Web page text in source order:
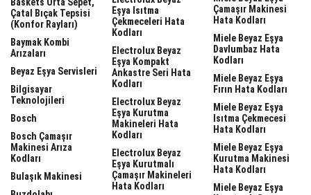
Baskets Orta Sepet,
Çatal Bıçak Tepsisi
(Konfor Rayları)
Baymak Kombi
Arızaları
Beyaz Eşya Servisleri
Bilgisayar
Teknolojileri
Bosch
Bosch Çamaşır
Makinesi Arıza
Kodları
Bulaşık Makinesi
Eşya Isıtma
Çekmeceleri Hata
Kodları
Electrolux Beyaz
Eşya Kompakt
Ankastre Seri Hata
Kodları
Electrolux Beyaz
Eşya Kurutma
Makineleri Hata
Kodları
Electrolux Beyaz
Eşya Kurutmalı
Çamaşır Makineleri
Hata Kodları
Çamaşır Makinesi
Hata Kodları
Miele Beyaz Eşya
Davlumbaz Hata
Kodları
Miele Beyaz Eşya
Fırın Hata Kodları
Miele Beyaz Eşya
Isıtma Çekmecesi
Hata Kodları
Miele Beyaz Eşya
Kurutma Makinesi
Hata Kodları
Miele Beyaz Eşya